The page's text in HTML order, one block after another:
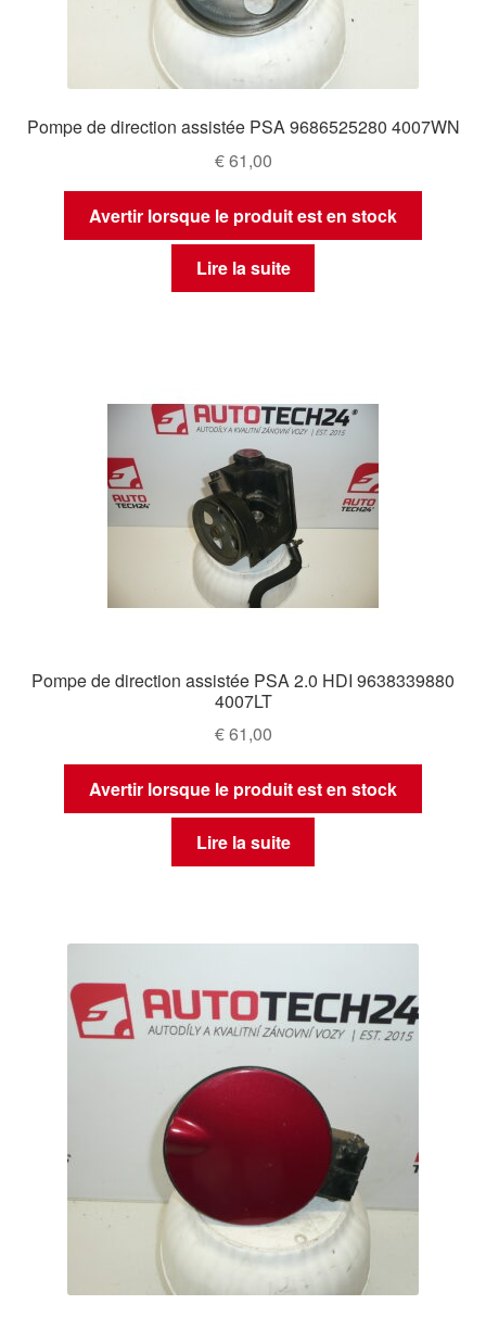
Pompe de direction assistée PSA 9686525280 4007WN
€61,00
Avertir lorsque le produit est en stock
Lire la suite
Pompe de direction assistée PSA 2.0 HDI 9638339880
4007LT
€61,00
Avertir lorsque le produit est en stock
Lire la suite